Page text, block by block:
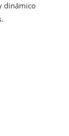
dinámico